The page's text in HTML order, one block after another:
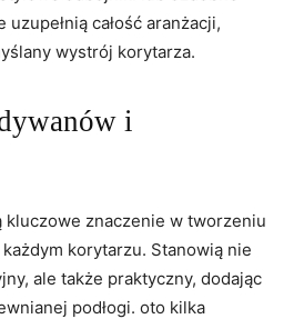
całość aranżacji,
wystrój korytarza.
i
kluczowe znaczenie w tworzeniu
korytarzu. Stanowią nie
ale także praktyczny, dodając
podłogi. oto kilka